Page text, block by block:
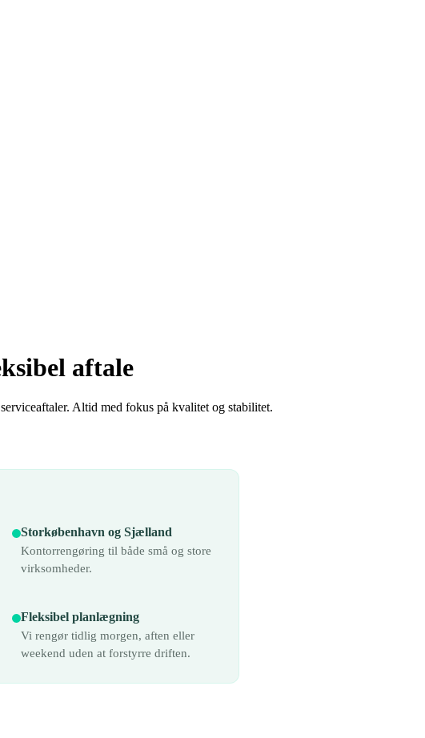
aftale
Altid med fokus på kvalitet og stabilitet.
Storkøbenhavn og Sjælland
Kontorrengøring til både små og store
virksomheder.
Fleksibel planlægning
Vi rengør tidlig morgen, aften eller
weekend uden at forstyrre driften.